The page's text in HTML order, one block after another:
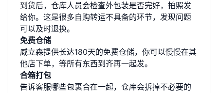
到货后，仓库人员会检查外包装是否完好，拍照发
给你。这是很多自购转运不具备的环节，发现问题
可以及时退换。
免费仓储
威立森提供长达180天的免费仓储，你可以慢慢在其
他店下单，等所有东西到齐再一起发。
合箱打包
告诉客服哪些包裹合在一起，仓库会拆掉不必要的